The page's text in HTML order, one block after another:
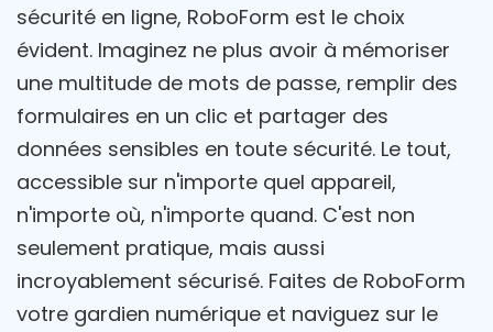
sécurité en ligne, RoboForm est le choix
évident. Imaginez ne plus avoir à mémoriser
une multitude de mots de passe, remplir des
formulaires en un clic et partager des
données sensibles en toute sécurité. Le tout,
accessible sur n'importe quel appareil,
n'importe où, n'importe quand. C'est non
seulement pratique, mais aussi
incroyablement sécurisé. Faites de RoboForm
votre gardien numérique et naviguez sur le